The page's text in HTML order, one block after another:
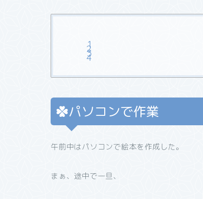
パソコンで作業
午前中はパソコンで絵本を作成した。
まぁ、途中で一旦、